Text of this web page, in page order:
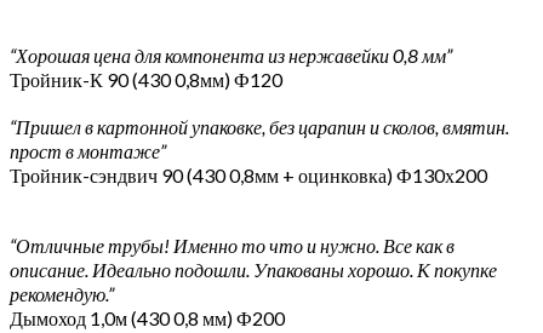
“Хорошая цена для компонента из нержавейки 0,8 мм”
Тройник-К 90 (430 0,8мм) Ф120
“Пришел в картонной упаковке, без царапин и сколов, вмятин.
прост в монтаже”
Тройник-сэндвич 90 (430 0,8мм + оцинковка) Ф130х200
“Отличные трубы! Именно то что и нужно. Все как в
описание. Идеально подошли. Упакованы хорошо. К покупке
рекомендую.”
Дымоход 1,0м (430 0,8 мм) Ф200